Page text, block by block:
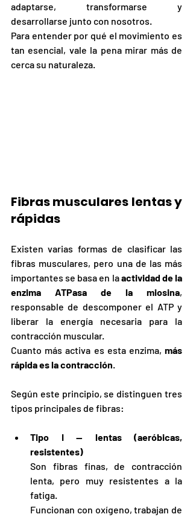
adaptarse, transformarse y
desarrollarse junto con nosotros.
Para entender por qué el movimiento es
tan esencial, vale la pena mirar más de
cerca su naturaleza.
Fibras musculares lentas y
rápidas
Existen varias formas de clasificar las
fibras musculares, pero una de las más
importantes se basa en la actividad de la
enzima ATPasa de la miosina,
responsable de descomponer el ATP y
liberar la energía necesaria para la
contracción muscular.
Cuanto más activa es esta enzima, más
rápida es la contracción.
Según este principio, se distinguen tres
tipos principales de fibras:
Tipo I — lentas (aeróbicas,
resistentes)
Son fibras finas, de contracción
lenta, pero muy resistentes a la
fatiga.
Funcionan con oxígeno, trabajan de